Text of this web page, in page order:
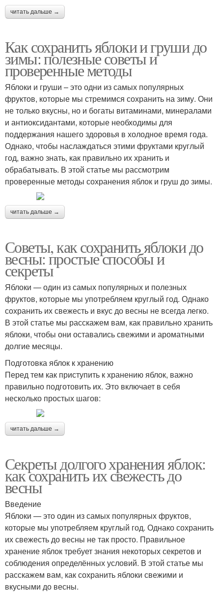
читать дальше →
Как сохранить яблоки и груши до
зимы: полезные советы и
проверенные методы
Яблоки и груши – это одни из самых популярных
фруктов, которые мы стремимся сохранить на зиму. Они
не только вкусны, но и богаты витаминами, минералами
и антиоксидантами, которые необходимы для
поддержания нашего здоровья в холодное время года.
Однако, чтобы наслаждаться этими фруктами круглый
год, важно знать, как правильно их хранить и
обрабатывать. В этой статье мы рассмотрим
проверенные методы сохранения яблок и груш до зимы.
читать дальше →
Советы, как сохранить яблоки до
весны: простые способы и
секреты
Яблоки — один из самых популярных и полезных
фруктов, которые мы употребляем круглый год. Однако
сохранить их свежесть и вкус до весны не всегда легко.
В этой статье мы расскажем вам, как правильно хранить
яблоки, чтобы они оставались свежими и ароматными
долгие месяцы.
Подготовка яблок к хранению
Перед тем как приступить к хранению яблок, важно
правильно подготовить их. Это включает в себя
несколько простых шагов:
читать дальше →
Секреты долгого хранения яблок:
как сохранить их свежесть до
весны
Введение
Яблоки — это один из самых популярных фруктов,
которые мы употребляем круглый год. Однако сохранить
их свежесть до весны не так просто. Правильное
хранение яблок требует знания некоторых секретов и
соблюдения определённых условий. В этой статье мы
расскажем вам, как сохранить яблоки свежими и
вкусными до весны.